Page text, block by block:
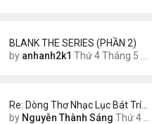
BLANK THE SERIES (PHẦN 2)
by anhanh2k1 Thứ 4 Tháng 5 29, 2024 3:16 am
Re: Dòng Thơ Nhạc Lục Bát Trí…
by Nguyễn Thành Sáng Thứ 4 Tháng 8 05, 2026 8:58 pm